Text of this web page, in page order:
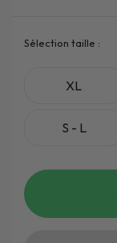
Sélection taille :
XL
S - L